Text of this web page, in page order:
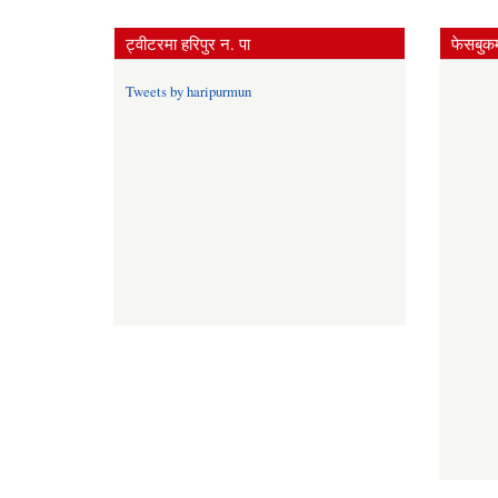
ट्वीटरमा हरिपुर न. पा
Tweets by haripurmun